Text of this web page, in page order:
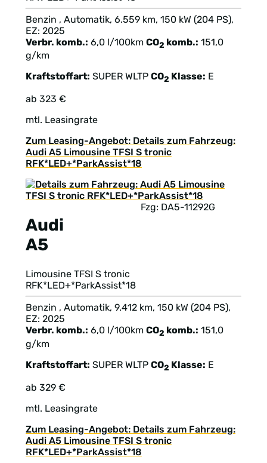
Benzin , Automatik, 6.559 km, 150 kW (204 PS),
EZ: 2025
Verbr. komb.: 6,0 l/100km CO2 komb.: 151,0
g/km
Kraftstoffart: SUPER WLTP CO2 Klasse: E
ab 323 €
mtl. Leasingrate
Zum Leasing-Angebot: Details zum Fahrzeug:
Audi A5 Limousine TFSI S tronic
RFK*LED+*ParkAssist*18
Audi
A5
Fzg: DA5-11292G
Limousine TFSI S tronic
RFK*LED+*ParkAssist*18
Benzin , Automatik, 9.412 km, 150 kW (204 PS),
EZ: 2025
Verbr. komb.: 6,0 l/100km CO2 komb.: 151,0
g/km
Kraftstoffart: SUPER WLTP CO2 Klasse: E
ab 329 €
mtl. Leasingrate
Zum Leasing-Angebot: Details zum Fahrzeug:
Audi A5 Limousine TFSI S tronic
RFK*LED+*ParkAssist*18